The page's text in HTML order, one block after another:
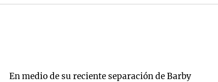
En medio de su reciente separación de Barby